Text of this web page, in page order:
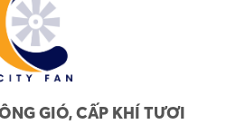
GIÓ, CẤP KHÍ TƯƠI